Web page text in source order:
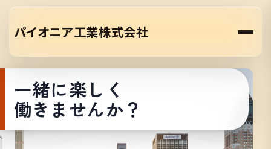
パイオニア工業株式会社
一緒に楽しく
働きませんか？